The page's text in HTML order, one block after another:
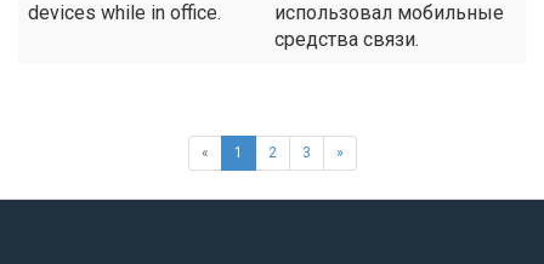
devices while in office.
использовал мобильные
средства связи.
« 1 2 3 »